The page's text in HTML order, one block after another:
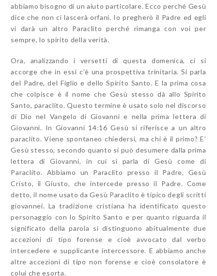
abbiamo bisogno di un aiuto particolare. Ecco perché Gesù
dice che non ci lascerà orfani. Io pregherò il Padre ed egli
vi darà un altro Paraclito perché rimanga con voi per
sempre, lo spirito della verità.
Ora, analizzando i versetti di questa domenica, ci si
accorge che in essi c’è una prospettiva trinitaria. Si parla
del Padre, del Figlio e dello Spirito Santo. E la prima cosa
che colpisce è il nome che Gesù stesso dà allo Spirito
Santo, paraclito. Questo termine è usato solo nel discorso
di Dio nel Vangelo di Giovanni e nella prima lettera di
Giovanni. In Giovanni 14:16 Gesù si riferisce a un altro
paraclito. Viene spontaneo chiedersi, ma chi è il primo? E’
Gesù stesso, secondo quanto si può desumere dalla prima
lettera di Giovanni, in cui si parla di Gesù come di
Paraclito. Abbiamo un Paraclito presso il Padre, Gesù
Cristo, il Giusto, che intercede presso il Padre. Come
detto, il nome usato da Gesù Paraclito è tipico degli scritti
giovannei. La tradizione cristiana ha identificato questo
personaggio con lo Spirito Santo e per quanto riguarda il
significato della parola si distinguono abitualmente due
accezioni di tipo forense e cioè avvocato dal verbo
intercedere e supplicante intercessore. E abbiamo anche
altre accezioni di tipo non forense e cioè consolatore è
colui che esorta.